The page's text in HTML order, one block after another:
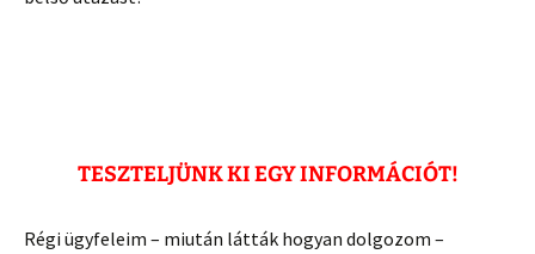
TESZTELJÜNK KI EGY INFORMÁCIÓT!
Régi ügyfeleim – miután látták hogyan dolgozom –